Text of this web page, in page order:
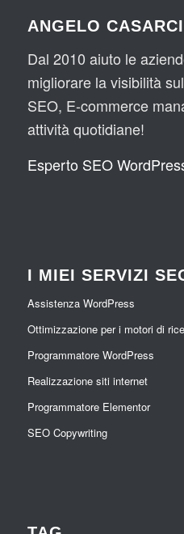
ANGELO
Dal 2010 aiuto le
migliorare la visibilità
SEO, E-commerce
attività quotidiane!
Esperto SEO
I MIEI SERVIZI
Assistenza WordPress
Ottimizzazione per i motori di
Programmatore WordPress
Realizzazione siti internet
Programmatore Elementor
SEO Copywriting